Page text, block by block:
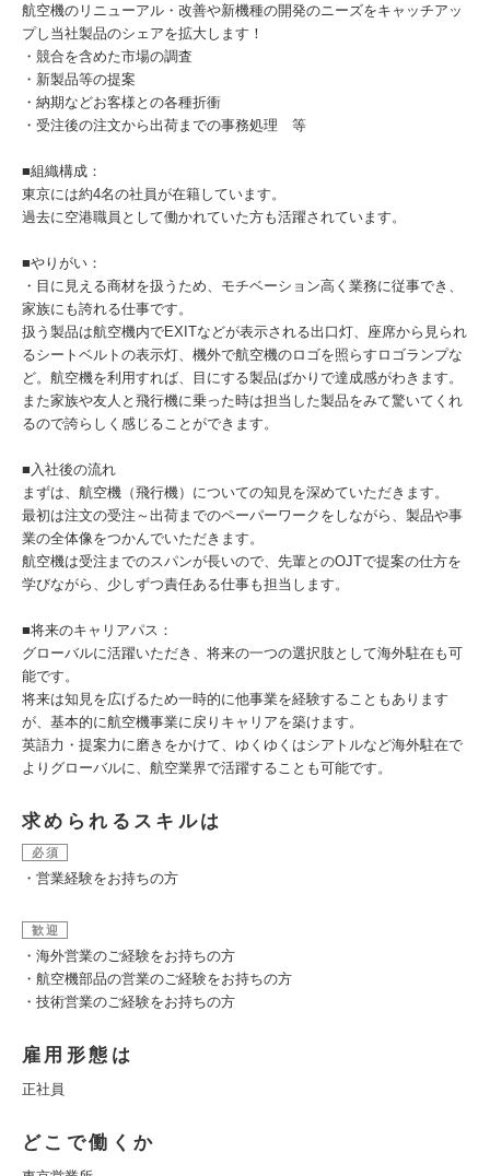
航空機のリニューアル・改善や新機種の開発のニーズをキャッチアッ
プし当社製品のシェアを拡大します！
・競合を含めた市場の調査
・新製品等の提案
・納期などお客様との各種折衝
・受注後の注文から出荷までの事務処理 等
■組織構成：
東京には約4名の社員が在籍しています。
過去に空港職員として働かれていた方も活躍されています。
■やりがい：
・目に見える商材を扱うため、モチベーション高く業務に従事でき、
家族にも誇れる仕事です。
扱う製品は航空機内でEXITなどが表示される出口灯、座席から見られ
るシートベルトの表示灯、機外で航空機のロゴを照らすロゴランプな
ど。航空機を利用すれば、目にする製品ばかりで達成感がわきます。
また家族や友人と飛行機に乗った時は担当した製品をみて驚いてくれ
るので誇らしく感じることができます。
■入社後の流れ
まずは、航空機（飛行機）についての知見を深めていただきます。
最初は注文の受注～出荷までのペーパーワークをしながら、製品や事
業の全体像をつかんでいただきます。
航空機は受注までのスパンが長いので、先輩とのOJTで提案の仕方を
学びながら、少しずつ責任ある仕事も担当します。
■将来のキャリアパス：
グローバルに活躍いただき、将来の一つの選択肢として海外駐在も可
能です。
将来は知見を広げるため一時的に他事業を経験することもあります
が、基本的に航空機事業に戻りキャリアを築けます。
英語力・提案力に磨きをかけて、ゆくゆくはシアトルなど海外駐在で
よりグローバルに、航空業界で活躍することも可能です。
求められるスキルは
必須
・営業経験をお持ちの方
歓迎
・海外営業のご経験をお持ちの方
・航空機部品の営業のご経験をお持ちの方
・技術営業のご経験をお持ちの方
雇用形態は
正社員
どこで働くか